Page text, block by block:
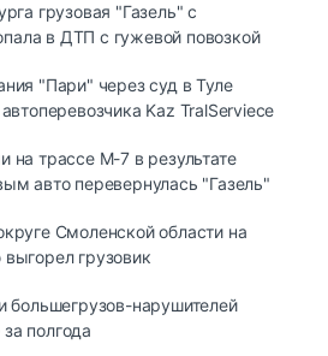
грузовая "Газель" с
в ДТП с гужевой повозкой
"Пари" через суд в Туле
Kaz TralServiece
на трассе М-7 в результате
авто перевернулась "Газель"
Смоленской области на
грузовик
большегрузов-нарушителей
полгода